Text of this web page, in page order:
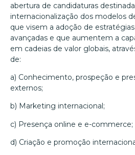
abertura de candidaturas
internacionalização dos modelos
que visem a adoção de
avançadas e que aumentem a
em cadeias de valor globais,
de:
a) Conhecimento, prospeção e
externos;
b) Marketing internacional;
c) Presença online e e-commerce;
d) Criação e promoção